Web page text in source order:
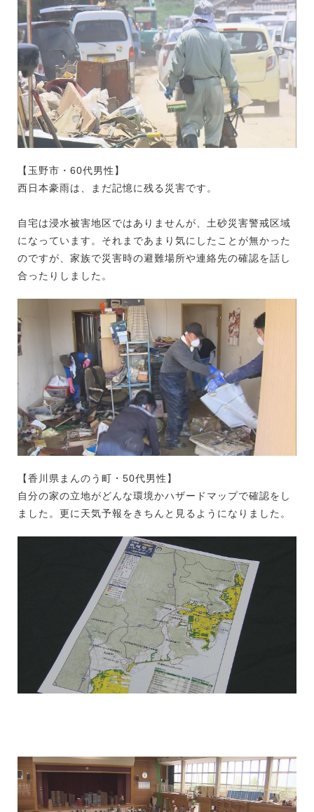
【玉野市・60代男性】
西日本豪雨は、まだ記憶に残る災害です。
自宅は浸水被害地区ではありませんが、土砂災害警戒区域
になっています。それまであまり気にしたことが無かった
のですが、家族で災害時の避難場所や連絡先の確認を話し
合ったりしました。
【香川県まんのう町・50代男性】
自分の家の立地がどんな環境かハザードマップで確認をし
ました。更に天気予報をきちんと見るようになりました。